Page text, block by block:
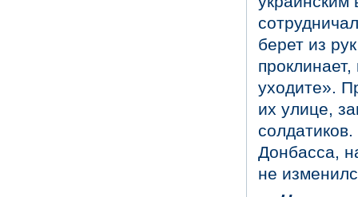
берет из
уходите».
их улице,
Донбасса,
не